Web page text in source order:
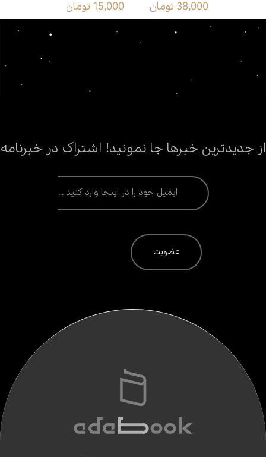
38,000 تومان 15,000 تومان
از جدیدترین خبرها جا نمونید! اشتراک در خبرنامه